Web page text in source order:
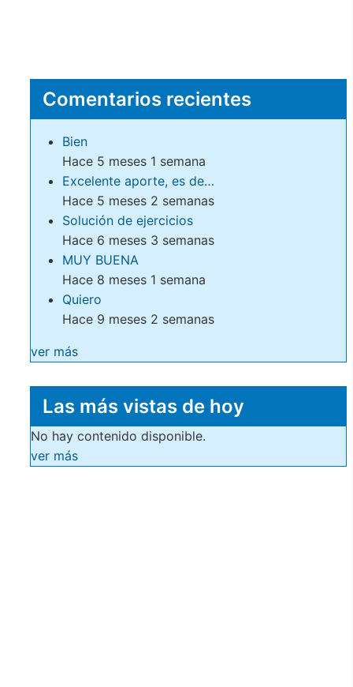
Comentarios recientes
Bien
Hace 5 meses 1 semana
Excelente aporte, es de…
Hace 5 meses 2 semanas
Solución de ejercicios
Hace 6 meses 3 semanas
MUY BUENA
Hace 8 meses 1 semana
Quiero
Hace 9 meses 2 semanas
ver más
Las más vistas de hoy
No hay contenido disponible.
ver más